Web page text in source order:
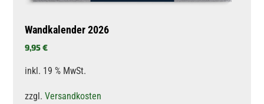
Wandkalender 2026
9,95€
inkl. 19 % MwSt.
zzgl.Versandkosten